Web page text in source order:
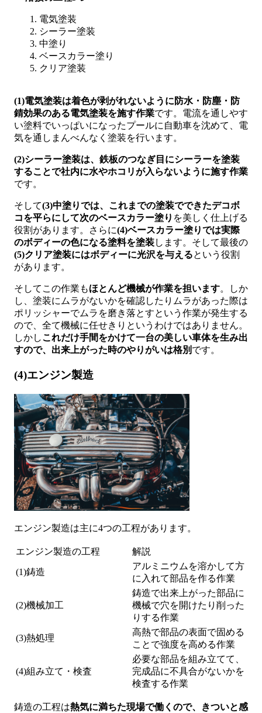
電気塗装
シーラー塗装
中塗り
ベースカラー塗り
クリア塗装
(1)電気塗装は着色が剥がれないように防水・防塵・防
錆効果のある電気塗装を施す作業です。電流を通しやす
い塗料でいっぱいになったプールに自動車を沈めて、電
気を通しまんべんなく塗装を行います。
(2)シーラー塗装は、鉄板のつなぎ目にシーラーを塗装
することで社内に水やホコリが入らないように施す作業
です。
そして(3)中塗りでは、これまでの塗装でできたデコボ
コを平らにして次のベースカラー塗り を美しく仕上げる
役割があります。さらに(4)ベースカラー塗りでは実際
のボディーの色になる塗料を塗装します。そして最後の
(5)クリア塗装にはボディーに光沢を与えるという役割
があります。
そしてこの作業もほとんど機械が作業を担います。しか
し、塗装にムラがないかを確認したりムラがあった際は
ポリッシャーでムラを磨き落とすという作業が発生する
ので、全て機械に任せきりというわけではありません。
しかしこれだけ手間をかけて一台の美しい車体を生み出
すので、出来上がった時のやりがいは格別 です。
(4)エンジン製造
エンジン製造は主に4つの工程があります。
エンジン製造の工程 解説
(1)鋳造
アルミニウムを溶かして方
に入れて部品を作る作業
(2)機械加工
鋳造で出来上がった部品に
機械で穴を開けたり削った
りする作業
(3)熱処理
高熱で部品の表面で固める
ことで強度を高める作業
(4)組み立て・検査
必要な部品を組み立てて、
完成品に不具合がないかを
検査する作業
鋳造の工程は熱気に満ちた現場で働くので、きついと感